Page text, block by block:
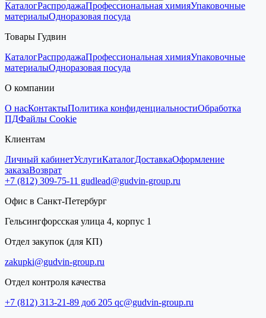
КаталогРаспродажаПрофессиональная химияУпаковочные
материалыОдноразовая посуда
Товары Гудвин
КаталогРаспродажаПрофессиональная химияУпаковочные
материалыОдноразовая посуда
О компании
О насКонтактыПолитика конфиденциальностиОбработка
ПДФайлы Cookie
Клиентам
Личный кабинетУслугиКаталогДоставкаОформление
заказаВозврат
+7 (812) 309-75-11 gudlead@gudvin-group.ru
Офис в Санкт-Петербург
Гельсингфорсская улица 4, корпус 1
Отдел закупок (для КП)
zakupki@gudvin-group.ru
Отдел контроля качества
+7 (812) 313-21-89 доб 205 qc@gudvin-group.ru